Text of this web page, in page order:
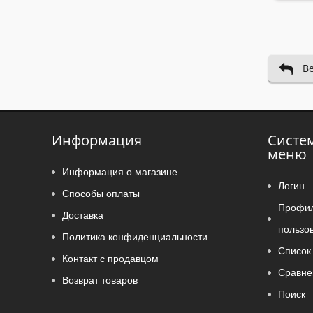
Информация
Информация о магазине
Способы оплаты
Доставка
Политика конфиденциальности
Контакт с продавцом
Возврат товаров
меню
Логин
Список
Поиск